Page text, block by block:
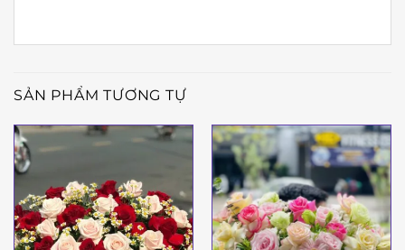
SẢN PHẨM TƯƠNG TỰ